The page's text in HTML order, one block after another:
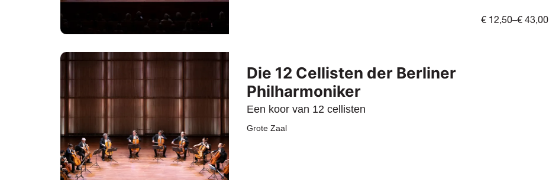
€ 12,50–€ 43,00
Die 12 Cellisten der Berliner
Philharmoniker
Een koor van 12 cellisten
Grote Zaal